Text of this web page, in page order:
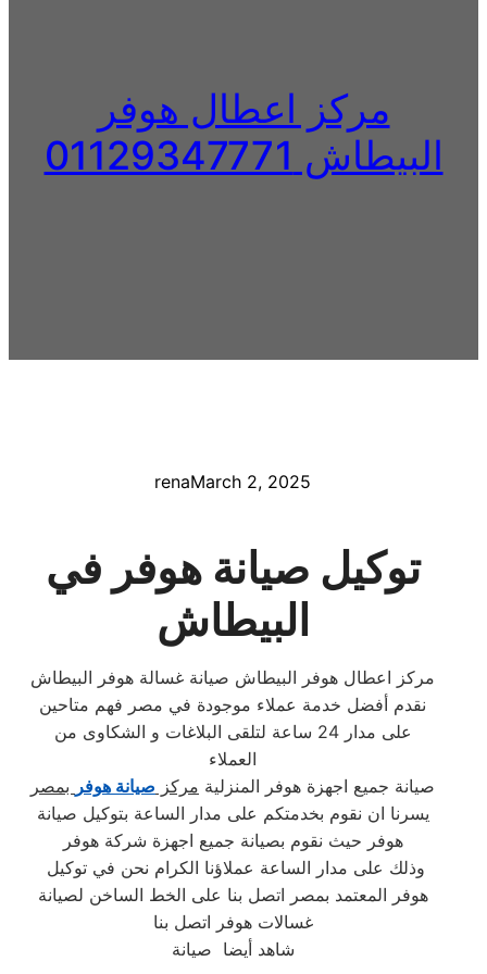
مركز اعطال هوفر
البيطاش 01129347771
renaMarch 2, 2025
توكيل صيانة هوفر في
البيطاش
مركز اعطال هوفر البيطاش صيانة غسالة هوفر البيطاش
نقدم أفضل خدمة عملاء موجودة في مصر فهم متاحين
على مدار 24 ساعة لتلقى البلاغات و الشكاوى من
العملاء
صيانة جميع اجهزة هوفر المنزلية مركز صيانة هوفر بمصر
يسرنا ان نقوم بخدمتكم على مدار الساعة بتوكيل صيانة
هوفر حيث نقوم بصيانة جميع اجهزة شركة هوفر
هوفر المعتمد بمصر اتصل بنا على الخط الساخن لصيانة
غسالات هوفر اتصل بنا
شاهد أيضا صيانة